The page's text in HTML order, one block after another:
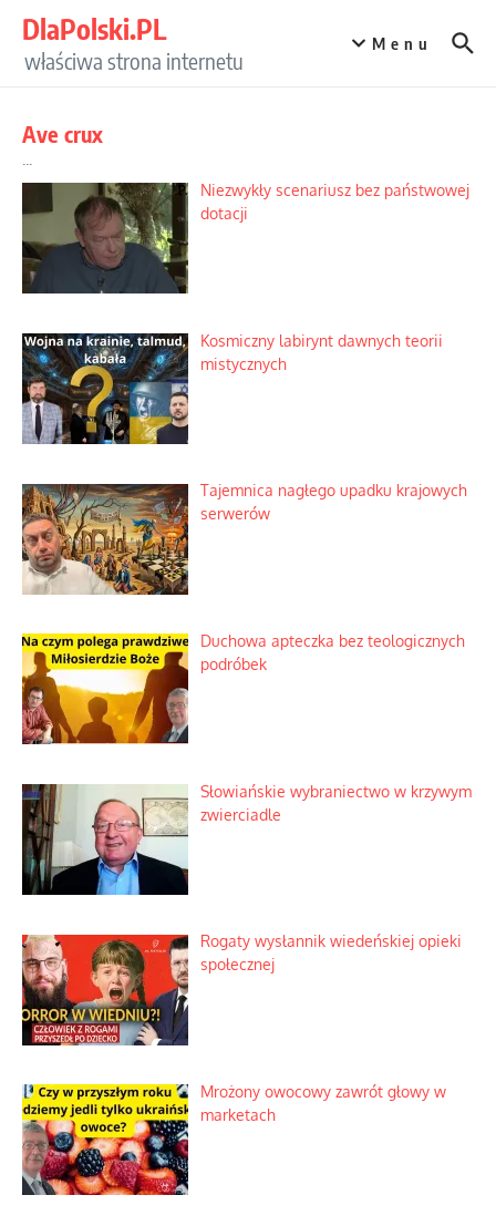
DlaPolski.PL
właściwa strona internetu
Menu
Ave crux
Niezwykły scenariusz bez państwowej
dotacji
Kosmiczny labirynt dawnych teorii
mistycznych
Tajemnica nagłego upadku krajowych
serwerów
Duchowa apteczka bez teologicznych
podróbek
Słowiańskie wybraniectwo w krzywym
zwierciadle
Rogaty wysłannik wiedeńskiej opieki
społecznej
Mrożony owocowy zawrót głowy w
marketach